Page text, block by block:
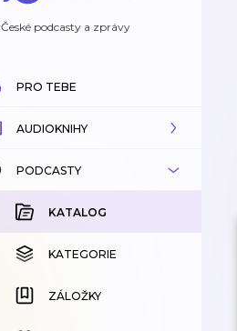
České podcasty a zprávy
PRO TEBE
AUDIOKNIHY
KATALOG
KOUPENÉ
KATEGORIE
ZÁLOŽKY
PODCASTY
KATALOG
KATEGORIE
ZÁLOŽKY